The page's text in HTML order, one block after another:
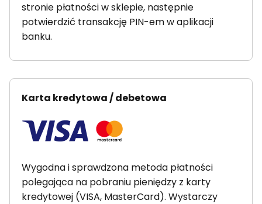
stronie płatności w sklepie, następnie
potwierdzić transakcję PIN-em w aplikacji
banku.
Karta kredytowa / debetowa
Wygodna i sprawdzona metoda płatności
polegająca na pobraniu pieniędzy z karty
kredytowej (VISA, MasterCard). Wystarczy